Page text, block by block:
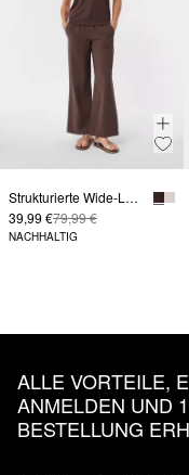
Strukturierte Wide-Leg-Hose aus Viskosemix mit Elastikbund
39,99 €79,99 €
NACHHALTIG
ALLE VORTEILE,
ANMELDEN UND
BESTELLUNG